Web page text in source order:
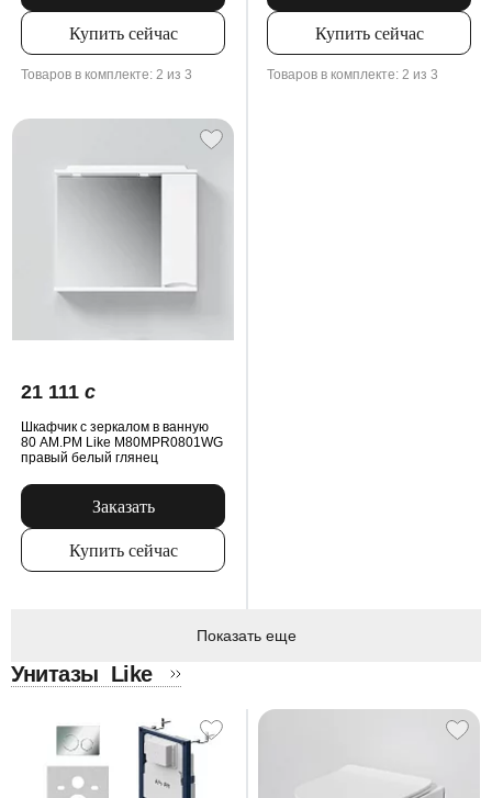
Купить сейчас
Товаров в комплекте: 2 из 3
Купить сейчас
Товаров в комплекте: 2 из 3
21 111 c
Шкафчик с зеркалом в ванную
80 AM.PM Like M80MPR0801WG
правый белый глянец
Заказать
Купить сейчас
Показать еще
Унитазы Like